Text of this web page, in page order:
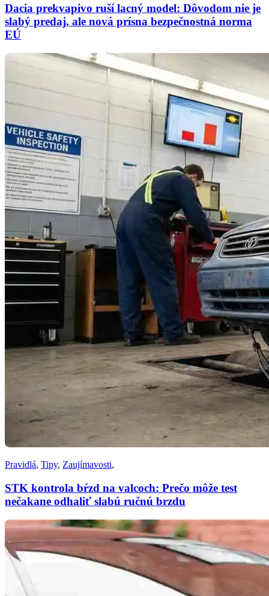
Dacia prekvapivo ruší lacný model: Dôvodom nie je
slabý predaj, ale nová prísna bezpečnostná norma
EÚ
Pravidlá, Tipy, Zaujímavosti,
STK kontrola bŕzd na valcoch: Prečo môže test
nečakane odhaliť slabú ručnú brzdu